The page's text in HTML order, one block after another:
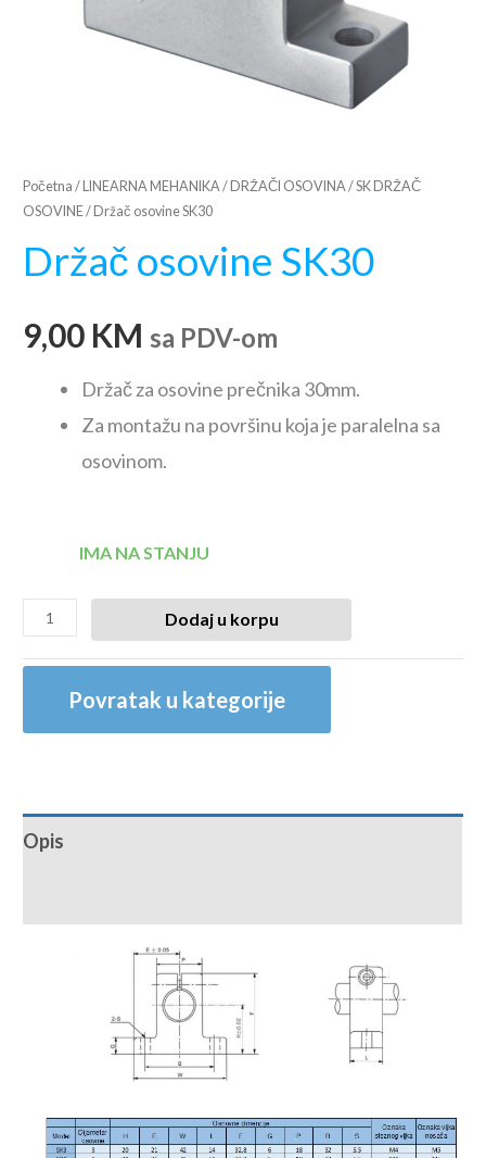
Početna /LINEARNA MEHANIKA /DRŽAČI OSOVINA /SK DRŽAČ
OSOVINE/ Držač osovine SK30
Držač osovine SK30
9,00 KM sa PDV-om
Držač za osovine prečnika 30mm.
Za montažu na površinu koja je paralelna sa
osovinom.
IMA NA STANJU
Dodaj u korpu
Povratak u kategorije
Opis